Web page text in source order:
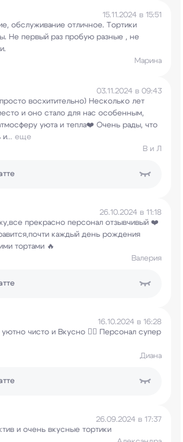
15.11.2024 в 15:51
обслуживание отличное. Тортики
Не первый раз пробую разные , не
Марина
03.11.2024 в 09:43
восхитительно) Несколько лет
и оно стало для нас особенным,
уюта и тепла❤️ Очень рады, что
и... еще
В и Л
26.10.2024 в 11:18
прекрасно персонал отзывчивый ❤️
каждый день рождения
тортами 🔥
Валерия
16.10.2024 в 16:28
чисто и Вкусно 👌🏻 Персонал супер
Диана
26.09.2024 в 17:37
и очень вкусные тортики